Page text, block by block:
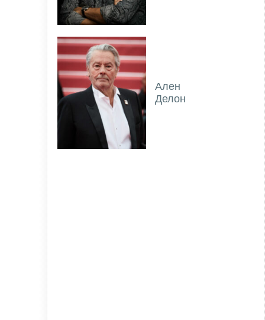
Ален
Делон